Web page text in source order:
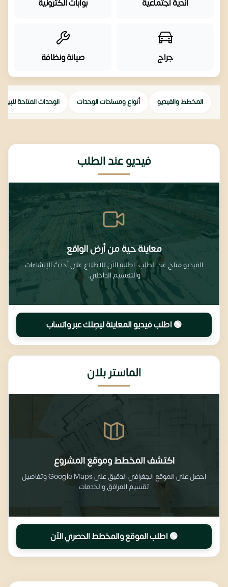
اندية اجتماعية بوابات الكترونية
جراج صيانة ونظافة
المخطط والفيديو أنواع ومساحات الوحدات الوحدات المتاحة للبيع
فيديو عند الطلب
معاينة حية من أرض الواقع
الفيديو متاح عند الطلب. اطلبه الآن للاطلاع على أحدث الإنشاءات
والتقسيم الداخلي.
🟢 اطلب فيديو المعاينة ليصِلك عبر واتساب
الماستر بلان
اكتشف المخطط وموقع المشروع
احصل على الموقع الجغرافي الدقيق على Google Maps وتفاصيل
تقسيم المرافق والخدمات
🟢 اطلب الموقع والمخطط الحصري الآن